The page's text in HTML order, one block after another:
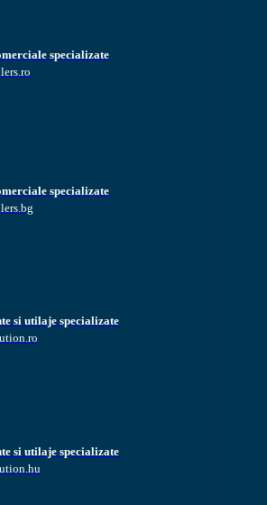
specializate
specializate
si utilaje specializate
si utilaje specializate